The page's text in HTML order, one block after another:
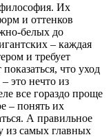
Их
и оттенков
белых до
– каждая
и требует
что уход
это нечто из
все гораздо проще
– понять их
А правильное
из самых главных